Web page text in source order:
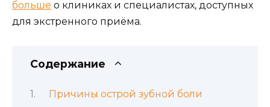
больше о клиниках и специалистах, доступных
для экстренного приёма.
Содержание
Причины острой зубной боли